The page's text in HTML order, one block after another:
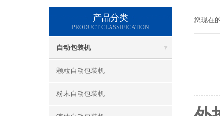
产品分类
PRODUCT CLASSIFICATION
自动包装机
颗粒自动包装机
粉末自动包装机
您现在